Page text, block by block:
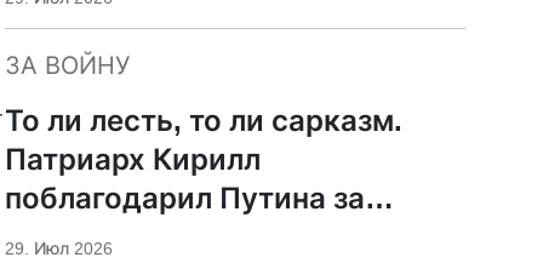
ЗА ВОЙНУ
То ли лесть, то ли сарказм.
Патриарх Кирилл
поблагодарил Путина за
защиту суверенитета и
29. Июл 2026